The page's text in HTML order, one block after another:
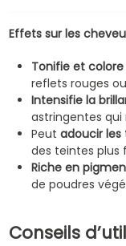
Effets sur les
Tonifie et
reflets rouges
Intensifie la
astringentes qui
Peut adoucir les
des teintes plus
Riche en
de poudres
Conseils